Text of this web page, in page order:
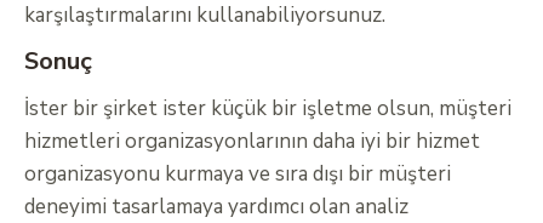
karşılaştırmalarını kullanabiliyorsunuz.
Sonuç
İster bir şirket ister küçük bir işletme olsun, müşteri
hizmetleri organizasyonlarının daha iyi bir hizmet
organizasyonu kurmaya ve sıra dışı bir müşteri
deneyimi tasarlamaya yardımcı olan analiz